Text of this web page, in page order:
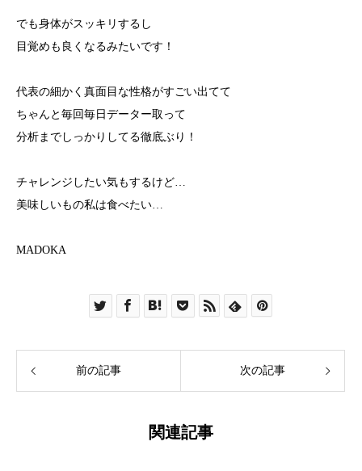
でも身体がスッキリするし
目覚めも良くなるみたいです！
代表の細かく真面目な性格がすごい出てて
ちゃんと毎回毎日データー取って
分析までしっかりしてる徹底ぶり！
チャレンジしたい気もするけど…
美味しいもの私は食べたい…
MADOKA
前の記事 次の記事
関連記事